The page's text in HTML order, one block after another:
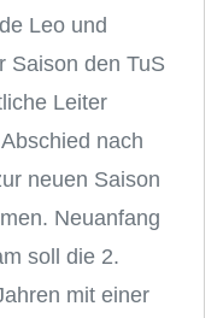
Leo und
Saison den TuS
Leiter
nach
neuen Saison
Neuanfang
soll die 2.
mit einer